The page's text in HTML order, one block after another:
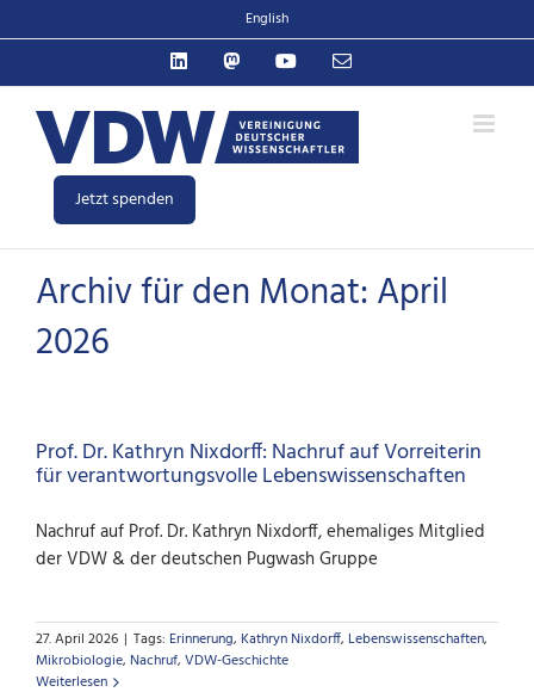
Inhalt
English
LinkedInMastodonYouTubeE-
Jetzt spenden
Archiv für den Monat:April
2026
Prof. Dr. Kathryn Nixdorff: Nachruf auf Vorreiterin
für verantwortungsvolle Lebenswissenschaften
Nachruf auf Prof. Dr. Kathryn Nixdorff, ehemaliges Mitglied
der VDW & der deutschen Pugwash Gruppe
27. April 2026 | Tags: Erinnerung, Kathryn Nixdorff, Lebenswissenschaften,
Mikrobiologie, Nachruf, VDW-Geschichte
Weiterlesen